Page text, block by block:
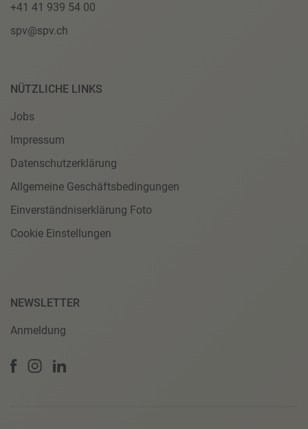
+41 41 939 54 00
spv@spv.ch
NÜTZLICHE LINKS
Jobs
Impressum
Datenschutzerklärung
Allgemeine Geschäftsbedingungen
Einverständniserklärung Foto
Cookie Einstellungen
NEWSLETTER
Anmeldung